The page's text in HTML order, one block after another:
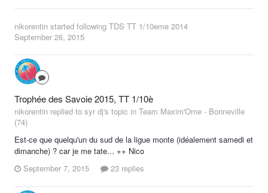
nikorentin started following TDS TT 1/10eme 2014
September 26, 2015
Trophée des Savoie 2015, TT 1/10è
nikorentin replied to syr dj's topic in Team Maxim'Ome - Bonneville
(74)
Est-ce que quelqu'un du sud de la ligue monte (idéalement samedi et
dimanche) ? car je me tate... ++ Nico
September 7, 2015
23 replies